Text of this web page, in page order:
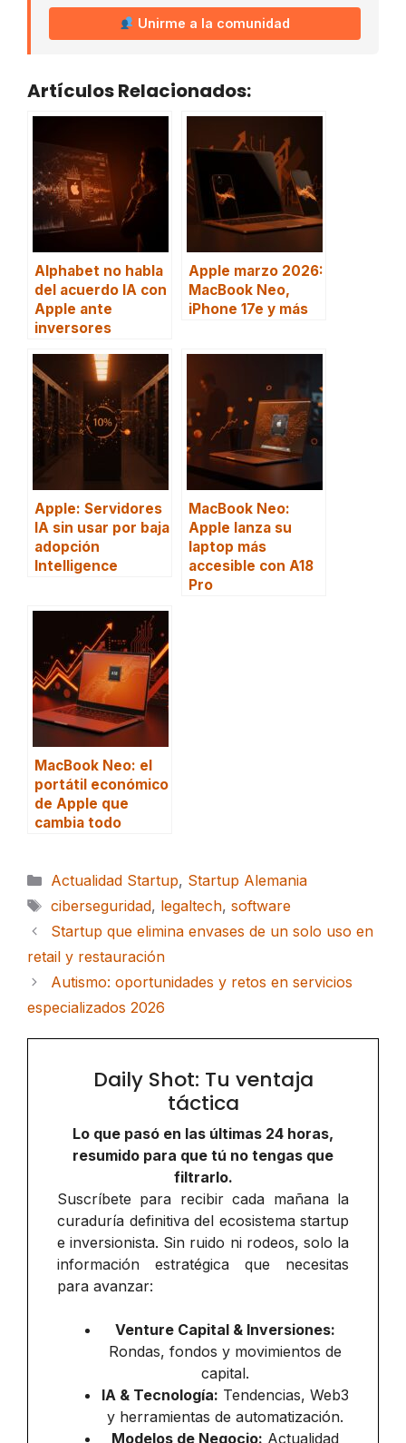
Unirme a la comunidad
Artículos Relacionados:
Alphabet no habla
del acuerdo IA con
Apple ante
inversores
Apple marzo 2026:
MacBook Neo,
iPhone 17e y más
Apple: Servidores
IA sin usar por baja
adopción
Intelligence
MacBook Neo:
Apple lanza su
laptop más
accesible con A18
Pro
MacBook Neo: el
portátil económico
de Apple que
cambia todo
Categorías
Actualidad Startup, Startup Alemania
Etiquetas
ciberseguridad, legaltech, software
Startup que elimina envases de un solo uso en
retail y restauración
Autismo: oportunidades y retos en servicios
especializados 2026
Daily Shot: Tu ventaja
táctica
Lo que pasó en las últimas 24 horas,
resumido para que tú no tengas que
filtrarlo.
Suscríbete para recibir cada mañana la
curaduría definitiva del ecosistema startup
e inversionista. Sin ruido ni rodeos, solo la
información estratégica que necesitas
para avanzar:
Venture Capital & Inversiones:
Rondas, fondos y movimientos de
capital.
IA & Tecnología: Tendencias, Web3
y herramientas de automatización.
Modelos de Negocio: Actualidad